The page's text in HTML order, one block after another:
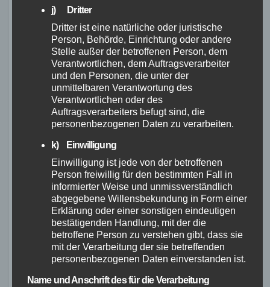
Günstige Gravelbikes bieten eine gute Qualität
zu einem kleinen Preis und sind daher ideal für
Einsteiger und preisbewusste Käufer. Die
getesteten Modelle von verschiedenen
Herstellern wie Canyon, Scott, Trek und
Stevens haben sich als Top-Gravelbikes
erwiesen. Sie bieten eine breite Reifenfreiheit,
Alltagstauglichkeit. Wenn Sie ein
Gravelbike kaufenmöchten, sollten Sie
verschiedene Modelle vergleichen und Ihre
Anforderungen berücksichtigen.
Gravelbike Angebotegibt es in einer Vielzahl
von Preisklassen und Ausstattungsvarianten.
Um das beste Angebot zu finden, sollten Sie
die verschiedenen Modelle vergleichen und
j) Dritter
Dritter ist eine natürliche oder juristische
Person, Behörde, Einrichtung oder andere
Stelle außer der betroffenen Person, dem
Verantwortlichen, dem Auftragsverarbeiter
und den Personen, die unter der
unmittelbaren Verantwortung des
Verantwortlichen oder des
Auftragsverarbeiters befugt sind, die
personenbezogenen Daten zu verarbeiten.
k) Einwilligung
Einwilligung ist jede von der betroffenen
Person freiwillig für den bestimmten Fall in
informierter Weise und unmissverständlich
abgegebene Willensbekundung in Form einer
Erklärung oder einer sonstigen eindeutigen
bestätigenden Handlung, mit der die
betroffene Person zu verstehen gibt, dass sie
mit der Verarbeitung der sie betreffenden
personenbezogenen Daten einverstanden ist.
Name und Anschrift des für die Verarbeitung